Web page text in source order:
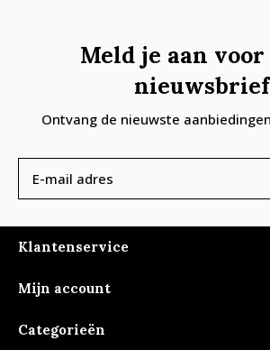
Meld je aan voor
nieuwsbrief
Ontvang de nieuwste
Klantenservice
Mijn account
Categorieën